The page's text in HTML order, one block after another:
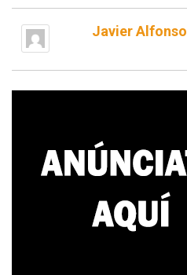
Javier Alfonso